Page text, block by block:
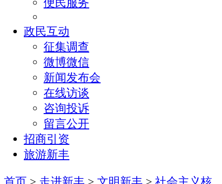
便民服务
政民互动
征集调查
微博微信
新闻发布会
在线访谈
咨询投诉
留言公开
招商引资
旅游新丰
首页 > 走进新丰 > 文明新丰 > 社会主义核